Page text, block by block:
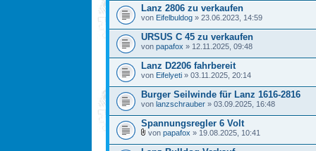
Lanz 2806 zu verkaufen
von Eifelbuldog » 23.06.2023, 14:59
URSUS C 45 zu verkaufen
von papafox » 12.11.2025, 09:48
Lanz D2206 fahrbereit
von Eifelyeti » 03.11.2025, 20:14
Burger Seilwinde für Lanz 1616-2816
von lanzschrauber » 03.09.2025, 16:48
Spannungsregler 6 Volt
von papafox » 19.08.2025, 10:41